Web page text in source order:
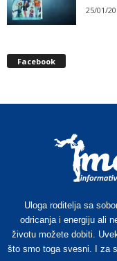
25/01/
Facebook
Uloga roditelja sa
odricanja i energiju ali
životu možete dobiti.
što smo toga svesni. I za